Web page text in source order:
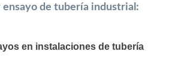
ensayo de tubería industrial:
en instalaciones de tubería